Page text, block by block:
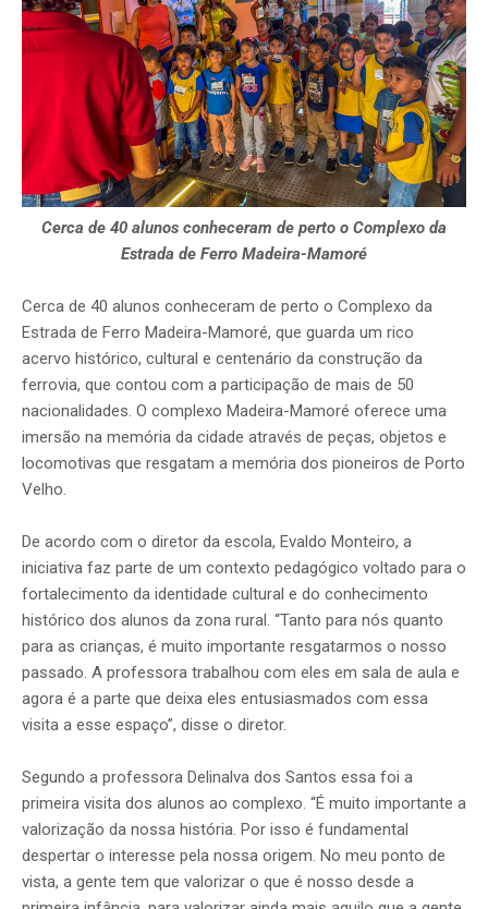
Cerca de 40 alunos conheceram de perto o Complexo da
Estrada de Ferro Madeira-Mamoré
Cerca de 40 alunos conheceram de perto o Complexo da
Estrada de Ferro Madeira-Mamoré, que guarda um rico
acervo histórico, cultural e centenário da construção da
ferrovia, que contou com a participação de mais de 50
nacionalidades. O complexo Madeira-Mamoré oferece uma
imersão na memória da cidade através de peças, objetos e
locomotivas que resgatam a memória dos pioneiros de Porto
Velho.
De acordo com o diretor da escola, Evaldo Monteiro, a
iniciativa faz parte de um contexto pedagógico voltado para o
fortalecimento da identidade cultural e do conhecimento
histórico dos alunos da zona rural. “Tanto para nós quanto
para as crianças, é muito importante resgatarmos o nosso
passado. A professora trabalhou com eles em sala de aula e
agora é a parte que deixa eles entusiasmados com essa
visita a esse espaço”, disse o diretor.
Segundo a professora Delinalva dos Santos essa foi a
primeira visita dos alunos ao complexo. “É muito importante a
valorização da nossa história. Por isso é fundamental
despertar o interesse pela nossa origem. No meu ponto de
vista, a gente tem que valorizar o que é nosso desde a